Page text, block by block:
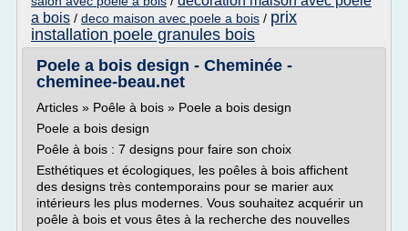
a bois / deco maison avec poele a bois / prix
installation poele granules bois
Poele a bois design - Cheminée -
cheminee-beau.net
Articles » Poêle à bois » Poele a bois design
Poele a bois design
Poêle à bois : 7 designs pour faire son choix
Esthétiques et écologiques, les poêles à bois affichent
des designs très contemporains pour se marier aux
intérieurs les plus modernes. Vous souhaitez acquérir un
poêle à bois et vous êtes à la recherche des nouvelles